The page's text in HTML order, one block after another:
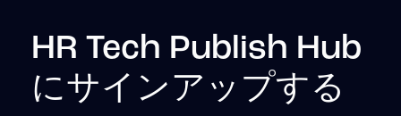
HR Tech Publish Hub
にサインアップする